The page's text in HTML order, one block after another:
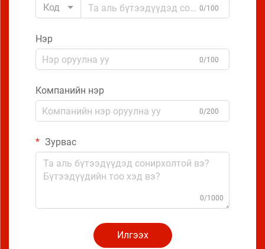
Код
0/100
Нэр
0/100
Компанийн нэр
0/200
Зурвас
0/1000
Илгээх